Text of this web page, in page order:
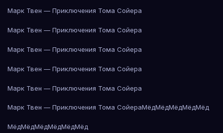
Марк Твен — Приключения Тома Сойера
Марк Твен — Приключения Тома Сойера
Марк Твен — Приключения Тома Сойера
Марк Твен — Приключения Тома Сойера
Марк Твен — Приключения Тома Сойера
Марк Твен — Приключения Тома СойераМёдМёдМёдМёдМёд
МёдМёдМёдМёдМёдМёд